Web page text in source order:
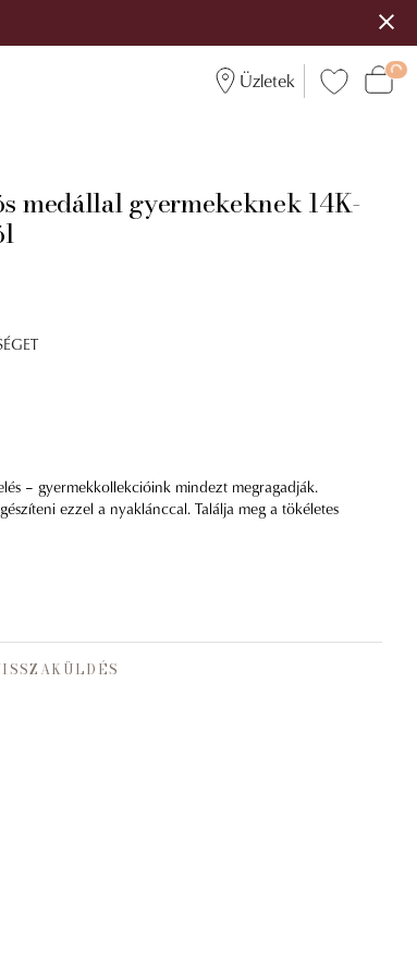
Üzletek
medállal gyermekeknek 14K-
– gyermekkollekcióink mindezt megragadják.
ezzel a nyaklánccal. Találja meg a tökéletes